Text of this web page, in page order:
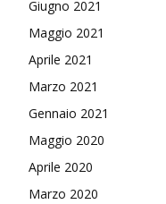
Giugno 2021
Maggio 2021
Aprile 2021
Marzo 2021
Gennaio 2021
Maggio 2020
Aprile 2020
Marzo 2020